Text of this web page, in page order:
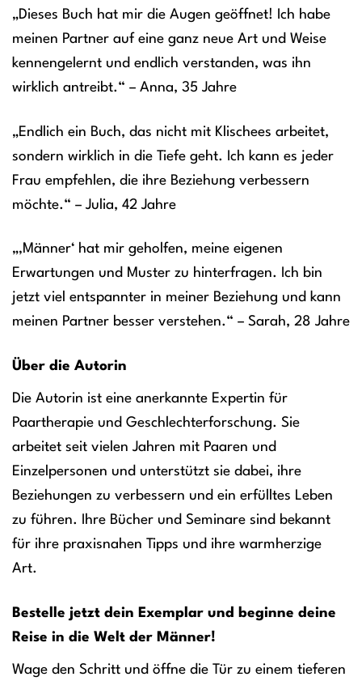
„Dieses Buch hat mir die Augen geöffnet! Ich habe
meinen Partner auf eine ganz neue Art und Weise
kennengelernt und endlich verstanden, was ihn
wirklich antreibt.“ – Anna, 35 Jahre
„Endlich ein Buch, das nicht mit Klischees arbeitet,
sondern wirklich in die Tiefe geht. Ich kann es jeder
Frau empfehlen, die ihre Beziehung verbessern
möchte.“ – Julia, 42 Jahre
„‚Männer‘ hat mir geholfen, meine eigenen
Erwartungen und Muster zu hinterfragen. Ich bin
jetzt viel entspannter in meiner Beziehung und kann
meinen Partner besser verstehen.“ – Sarah, 28 Jahre
Über die Autorin
Die Autorin ist eine anerkannte Expertin für
Paartherapie und Geschlechterforschung. Sie
arbeitet seit vielen Jahren mit Paaren und
Einzelpersonen und unterstützt sie dabei, ihre
Beziehungen zu verbessern und ein erfülltes Leben
zu führen. Ihre Bücher und Seminare sind bekannt
für ihre praxisnahen Tipps und ihre warmherzige
Art.
Bestelle jetzt dein Exemplar und beginne deine
Reise in die Welt der Männer!
Wage den Schritt und öffne die Tür zu einem tieferen